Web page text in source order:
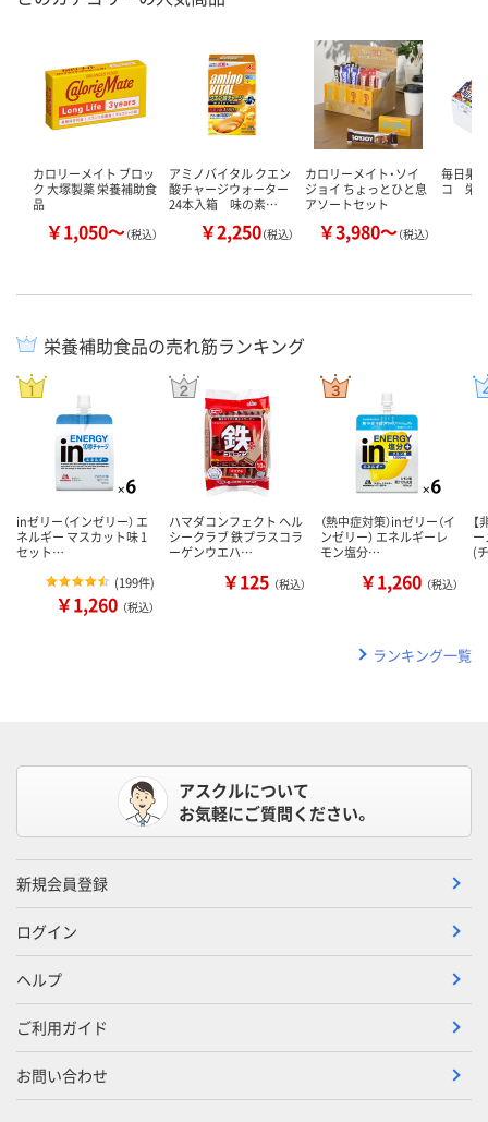
カロリーメイト ブロッ
ク 大塚製薬 栄養補助食
品
￥1,050～（税込）
アミノバイタル クエン
酸チャージウォーター
24本入箱 味の素…
￥2,250（税込）
カロリーメイト・ソイ
ジョイ ちょっとひと息
アソートセット
￥3,980～（税込）
毎日果
コ 栄
栄養補助食品の売れ筋ランキング
inゼリー（インゼリー） エ
ネルギー マスカット味 1
セット…
(199件)
￥1,260 （税込）
ハマダコンフェクト ヘル
シークラブ 鉄プラスコラ
ーゲンウエハ…
￥125 （税込）
（熱中症対策）inゼリー（イ
ンゼリー） エネルギーレ
モン塩分…
￥1,260 （税込）
(
ランキング一覧
アスクルについて
お気軽にご質問ください。
新規会員登録
ログイン
ヘルプ
ご利用ガイド
お問い合わせ